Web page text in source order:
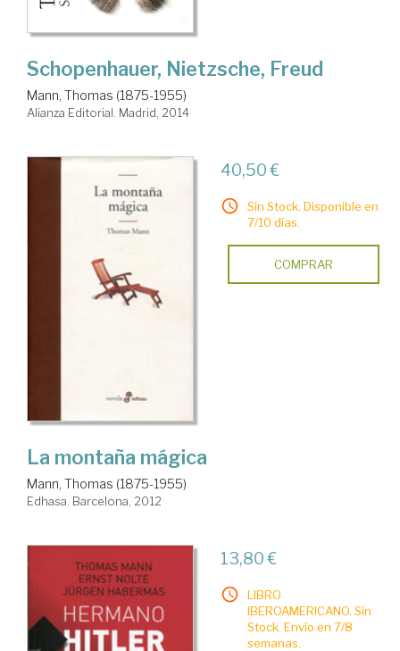
Schopenhauer, Nietzsche, Freud
Mann, Thomas (1875-1955)
Alianza Editorial. Madrid, 2014
40,50 €
Sin Stock. Disponible en
7/10 días.
COMPRAR
La montaña mágica
Mann, Thomas (1875-1955)
Edhasa. Barcelona, 2012
13,80 €
LIBRO
IBEROAMERICANO. Sin
Stock. Envío en 7/8
semanas.